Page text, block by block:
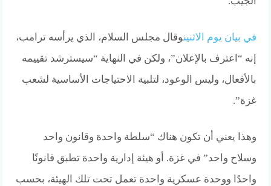
في بيان يوم الاثنينوقال مجلس السلام، الذي يرأسه ترامب،
إنه “اعترف بالإعلان”، ولكن في النهاية “سيسترشد تقييمه
بالأفعال، وليس الوعود، لتلبية الاحتياجات الأساسية لشعب
غزة”.
وهذا يعني أن تكون هناك “سلطة واحدة وقانون واحد
وسلاح واحد” في غزة. أو هيئة إدارية واحدة تطبق قانونًا
واحدًا ووحدة عسكرية واحدة تعمل تحت تلك الهيئة، بحسب